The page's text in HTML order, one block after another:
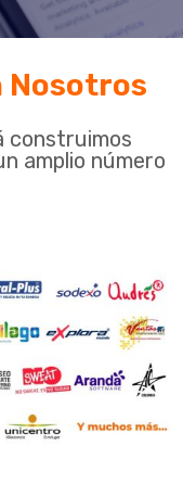
Nosotros
construimos
amplio número